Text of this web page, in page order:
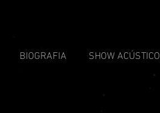
BIOGRAFIA SHOW ACÚSTICO